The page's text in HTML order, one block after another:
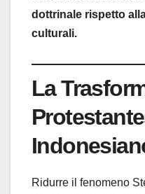
dottrinale rispetto
culturali.
La
Ridurre il fenomeno